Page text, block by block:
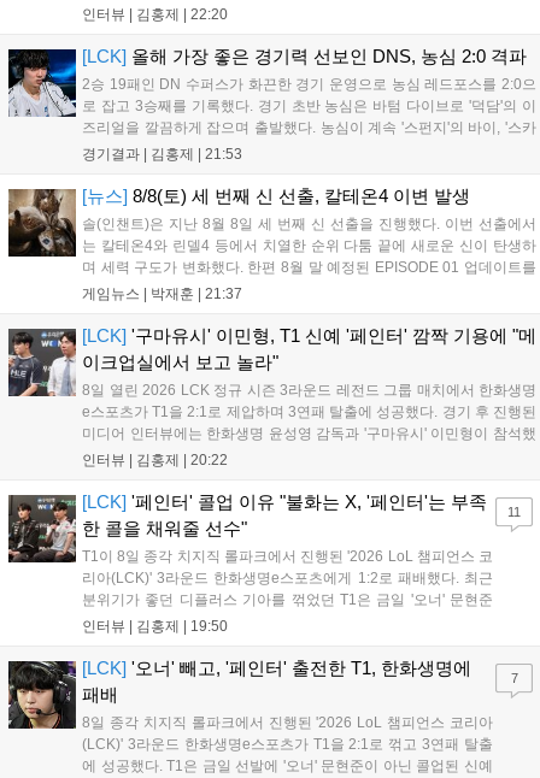
패를 당하고 말았다. 이하 농심 레드포스 최인규 감독과 '리헨즈'
인규 감독 : 모든 경...
인터뷰 | 김홍제 22:20
[LCK] 올해 가장 좋은 경기력 선보인 DNS, 농심 2:0 격파
2승 19패인 DN 수퍼스가 화끈한 경기 운영으로 농심 레드포스를 2:0으
로 잡고 3승째를 기록했다. 경기 초반 농심은 바텀 다이브로 '덕담'의 이
즈리얼을 깔끔하게 잡으며 출발했다. 농심이 계속 '스펀지'의 바이, '스카
웃'의 신드라가 맹활약하며 초반부터 잡은 주도권을 계속 잘 굴렸다.
었...
경기결과 | 김홍제 21:53
[뉴스] 8/8(토) 세 번째 신 선출, 칼테온4 이변 발생
솔(인챈트)은 지난 8월 8일 세 번째 신 선출을 진행했다. 이번 선출에서
는 칼테온4와 린델4 등에서 치열한 순위 다툼 끝에 새로운 신이 탄생하
며 세력 구도가 변화했다. 한편 8월 말 예정된 EPISODE 01 업데이트를
통해 월드 콘텐츠가 추가될 예정이며, 이를 통해 추후 주신 및 절대신에
더욱 가속화될 전망이다....
게임뉴스 | 박재훈 21:37
[LCK] '구마유시' 이민형, T1 신예 '페인터' 깜짝 기용에 "메
이크업실에서 보고 놀라"
8일 열린 2026 LCK 정규 시즌 3라운드 레전드 그룹 매치에서 한화생명
e스포츠가 T1을 2:1로 제압하며 3연패 탈출에 성공했다. 경기 후 진행된
미디어 인터뷰에는 한화생명 윤성영 감독과 '구마유시' 이민형이 참석했
다. 먼저 승리 소감에 대해 윤성영 감독은 "오랜만에 승리해 기분이 좋고,
인터뷰 | 김홍제 20:22
[LCK] '페인터' 콜업 이유 "불화는 X, '페인터'는 부족
한 콜을 채워줄 선수"
T1이 8일 종각 치지직 롤파크에서 진행된 '2026 LoL 챔피언스 코
리아(LCK)' 3라운드 한화생명e스포츠에게 1:2로 패배했다. 최근
분위기가 좋던 디플러스 기아를 꺾었던 T1은 금일 '오너' 문현준
을 빼고 신예 '페인터' 김은후를 투입시키는 강수를 뒀으나 결국
즈' 김수환의 인터뷰 내...
인터뷰 | 김홍제 19:50
11
[LCK] '오너' 빼고, '페인터' 출전한 T1, 한화생명에
패배
8일 종각 치지직 롤파크에서 진행된 '2026 LoL 챔피언스 코리아
(LCK)' 3라운드 한화생명e스포츠가 T1을 2:1로 꺾고 3연패 탈출
에 성공했다. T1은 금일 선발에 '오너' 문현준이 아닌 콜업된 신예
7